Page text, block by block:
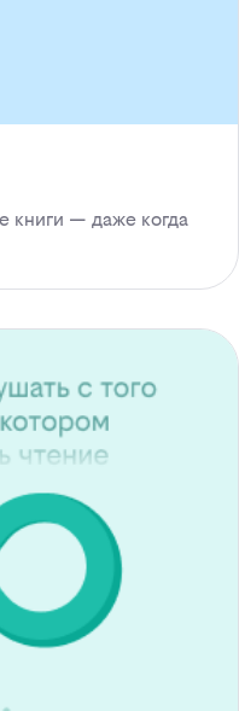
книги — даже когда